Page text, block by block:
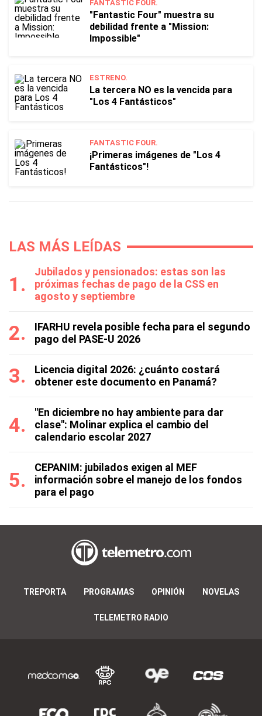
FANTASTIC FOUR.
"Fantastic Four" muestra su
debilidad frente a "Mission:
Impossible"
ESTRENO.
La tercera NO es la vencida para
"Los 4 Fantásticos"
FANTASTIC FOUR.
¡Primeras imágenes de "Los 4
Fantásticos"!
LAS MÁS LEÍDAS
Jubilados y pensionados: estas son las
próximas fechas de pago de la CSS en
agosto y septiembre
IFARHU revela posible fecha para el segundo
pago del PASE-U 2026
Licencia digital 2026: ¿cuánto costará
obtener este documento en Panamá?
"En diciembre no hay ambiente para dar
clase": Molinar explica el cambio del
calendario escolar 2027
CEPANIM: jubilados exigen al MEF
información sobre el manejo de los fondos
para el pago
TREPORTA PROGRAMAS OPINIÓN NOVELAS
TELEMETRO RADIO